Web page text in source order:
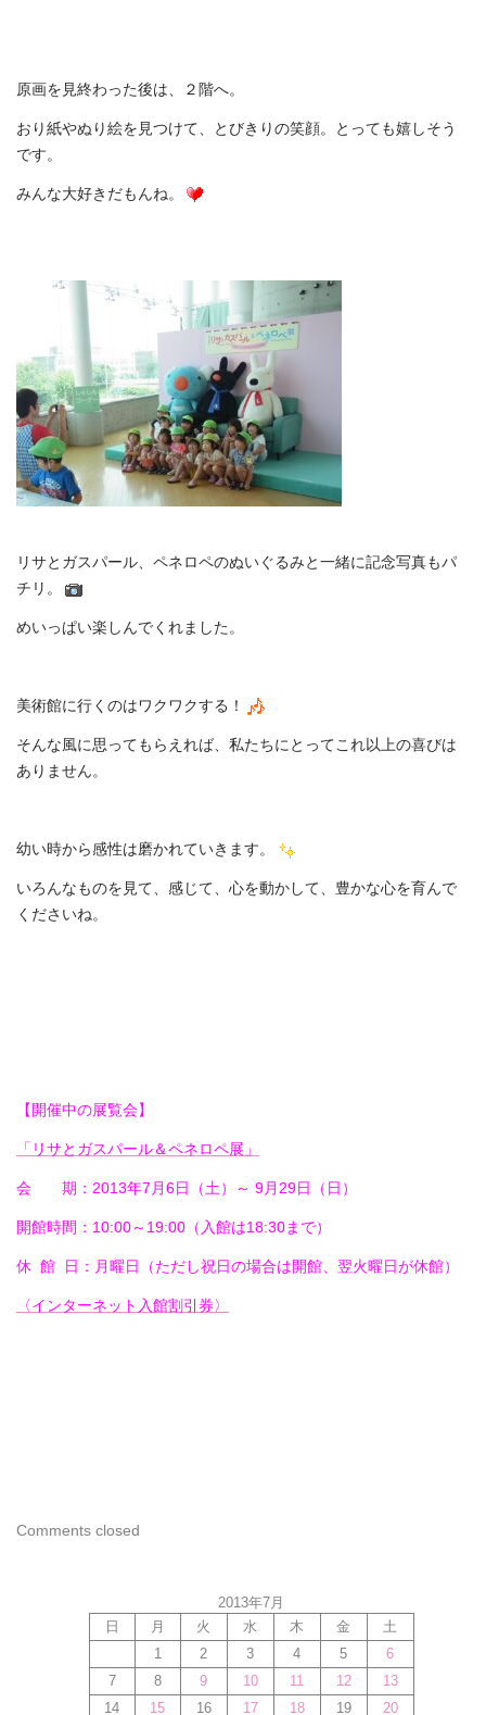
原画を見終わった後は、２階へ。
おり紙やぬり絵を見つけて、とびきりの笑顔。とっても嬉しそう
です。
みんな大好きだもんね。
リサとガスパール、ペネロペのぬいぐるみと一緒に記念写真もパ
チリ。
めいっぱい楽しんでくれました。
美術館に行くのはワクワクする！
そんな風に思ってもらえれば、私たちにとってこれ以上の喜びは
ありません。
幼い時から感性は磨かれていきます。
いろんなものを見て、感じて、心を動かして、豊かな心を育んで
くださいね。
【開催中の展覧会】
「リサとガスパール＆ペネロペ展」
会 期：2013年7月6日（土）～ 9月29日（日）
開館時間：10:00～19:00（入館は18:30まで）
休 館 日：月曜日（ただし祝日の場合は開館、翌火曜日が休館）
〈インターネット入館割引券〉
Comments closed
2013年7月
日
月 火 水 木 金
土
1
2 3 4 5
6
7
8 9 10 11 12
13
14
15 16 17 18 19 20